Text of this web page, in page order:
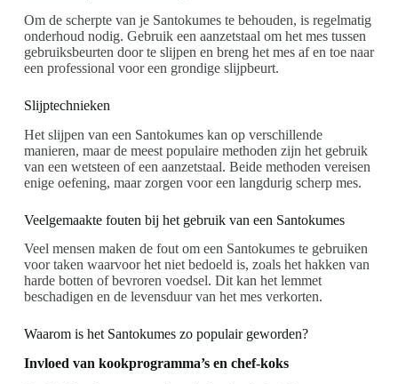
Om de scherpte van je Santokumes te behouden, is regelmatig
onderhoud nodig. Gebruik een aanzetstaal om het mes tussen
gebruiksbeurten door te slijpen en breng het mes af en toe naar
een professional voor een grondige slijpbeurt.
Slijptechnieken
Het slijpen van een Santokumes kan op verschillende
manieren, maar de meest populaire methoden zijn het gebruik
van een wetsteen of een aanzetstaal. Beide methoden vereisen
enige oefening, maar zorgen voor een langdurig scherp mes.
Veelgemaakte fouten bij het gebruik van een Santokumes
Veel mensen maken de fout om een Santokumes te gebruiken
voor taken waarvoor het niet bedoeld is, zoals het hakken van
harde botten of bevroren voedsel. Dit kan het lemmet
beschadigen en de levensduur van het mes verkorten.
Waarom is het Santokumes zo populair geworden?
Invloed van kookprogramma’s en chef-koks